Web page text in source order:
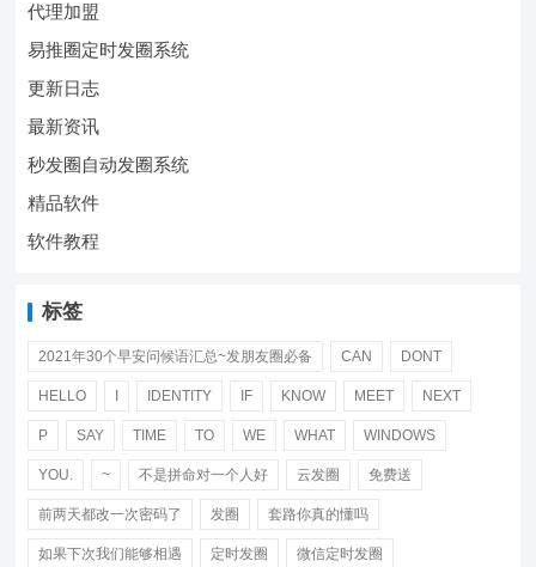
代理加盟
易推圈定时发圈系统
更新日志
最新资讯
秒发圈自动发圈系统
精品软件
软件教程
标签
2021年30个早安问候语汇总~发朋友圈必备 CAN DONT
HELLO IDENTITY IF KNOW MEET NEXT
P SAY TIME TO WE WHAT WINDOWS
YOU. ~ 不是拼命对一个人好 云发圈 免费送
前两天都改一次密码了 发圈 套路你真的懂吗
如果下次我们能够相遇 定时发圈 微信定时发圈